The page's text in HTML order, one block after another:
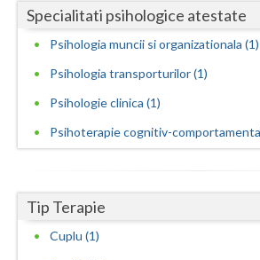
Sibiu
Suceava
Teleorman
Timis
Valcea
Vaslui
Specialitati psihologice atestate
Psihologia muncii si organizationala (1)
Psihologia transporturilor (1)
Psihologie clinica (1)
Psihoterapie cognitiv-
Tip Terapie
Cuplu (1)